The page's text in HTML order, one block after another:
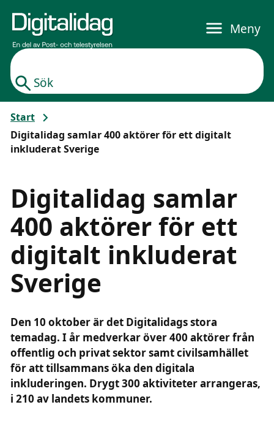
Sök
Meny
Start
Digitalidag samlar 400 aktörer för ett digitalt
inkluderat Sverige
Digitalidag samlar
400 aktörer för ett
digitalt inkluderat
Sverige
text i fetstil
Den 10 oktober är det Digitalidags stora
temadag. I år medverkar över 400 aktörer från
offentlig och privat sektor samt civilsamhället
för att tillsammans öka den digitala
inkluderingen. Drygt 300 aktiviteter arrangeras,
i 210 av landets kommuner.